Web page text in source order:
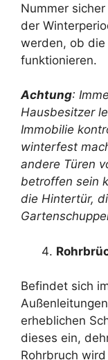
Nummer
der
werden, ob die
funktionieren.
Achtung:
Hausbesitzer
Immobilie
winterfest
andere Türen
betroffen sein
die Hintertür,
Befindet sich
erheblichen
dieses ein,
Rohrbruch